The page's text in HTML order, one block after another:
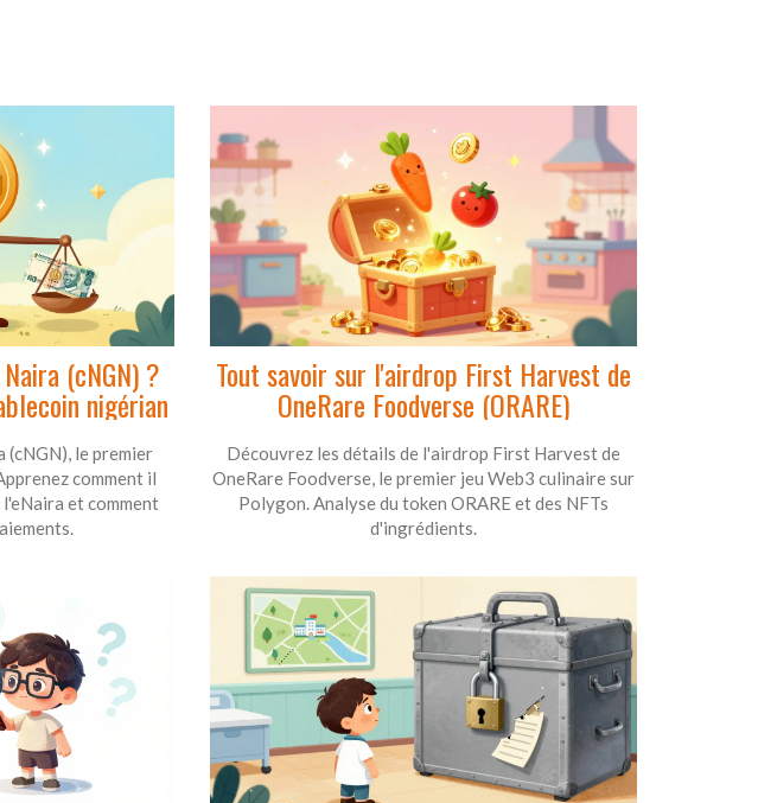
(cNGN) ?
nigérian
le premier
comment il
et comment
Tout savoir sur l'airdrop First Harvest de
OneRare Foodverse (ORARE)
Découvrez les détails de l'airdrop First Harvest de
OneRare Foodverse, le premier jeu Web3 culinaire sur
Polygon. Analyse du token ORARE et des NFTs
d'ingrédients.